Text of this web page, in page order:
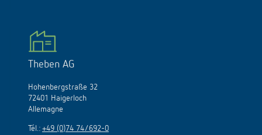
Theben AG
Hohenbergstraße 32
72401 Haigerloch
Allemagne
Tél.: +49 (0)74 74/692-0